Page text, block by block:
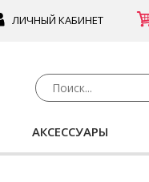
ЛИЧНЫЙ КАБИНЕТ
АКСЕССУАРЫ